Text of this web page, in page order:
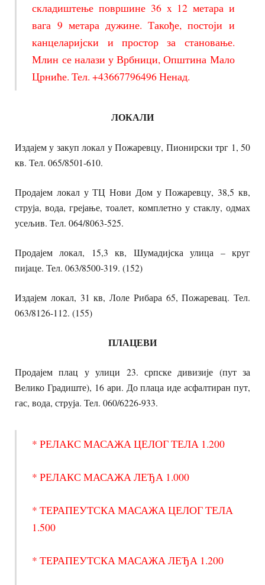
складиштење површине 36 x 12 метара и
вага 9 метара дужине. Такође, постоји и
канцеларијски и простор за становање.
Млин се налази у Врбници, Општина Мало
Црниће. Тел. +43667796496 Ненад.
ЛОКАЛИ
Издајем у закуп локал у Пожаревцу, Пионирски трг 1, 50
кв. Тел. 065/8501-610.
Продајем локал у ТЦ Нови Дом у Пожаревцу, 38,5 кв,
струја, вода, грејање, тоалет, комплетно у стаклу, одмах
усељив. Тел. 064/8063-525.
Продајем локал, 15,3 кв, Шумадијска улица – круг
пијаце. Тел. 063/8500-319. (152)
Издајем локал, 31 кв, Лоле Рибара 65, Пожаревац. Тел.
063/8126-112. (155)
ПЛАЦЕВИ
Продајем плац у улици 23. српске дивизије (пут за
Велико Градиште), 16 ари. До плаца иде асфалтиран пут,
гас, вода, струја. Тел. 060/6226-933.
* РЕЛАКС МАСАЖА ЦЕЛОГ ТЕЛА 1.200
* РЕЛАКС МАСАЖА ЛЕЂА 1.000
* ТЕРАПЕУТСКА МАСАЖА ЦЕЛОГ ТЕЛА
1.500
* ТЕРАПЕУТСКА МАСАЖА ЛЕЂА 1.200